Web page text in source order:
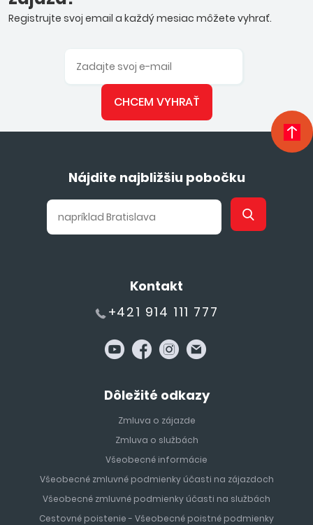
Registrujte svoj email a každý mesiac môžete vyhrať.
CHCEM VYHRAŤ
Nájdite najbližšiu pobočku
Kontakt
+421 914 111 777
Dôležité odkazy
Zmluva o zájazde
Zmluva o službách
Všeobecné informácie
Všeobecné zmluvné podmienky účasti na zájazdoch
Všeobecné zmluvné podmienky účasti na službách
Cestovné poistenie - Všeobecné poistné podmienky